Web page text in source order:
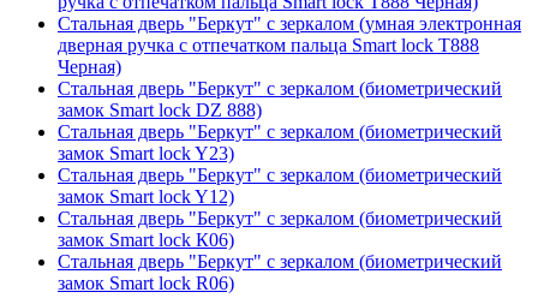
Стальная дверь "Беркут" с зеркалом (умная электронная
дверная ручка с отпечатком пальца Smart lock T888
Черная)
Стальная дверь "Беркут" с зеркалом (биометрический
замок Smart lock DZ 888)
Стальная дверь "Беркут" с зеркалом (биометрический
замок Smart lock Y23)
Стальная дверь "Беркут" с зеркалом (биометрический
замок Smart lock Y12)
Стальная дверь "Беркут" с зеркалом (биометрический
замок Smart lock К06)
Стальная дверь "Беркут" с зеркалом (биометрический
замок Smart lock R06)